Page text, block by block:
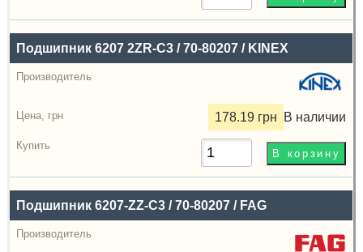
Подшипник 6207 2ZR-C3 / 70-80207 / KINEX
178.19 грн В наличии
Подшипник 6207-ZZ-C3 / 70-80207 / FAG